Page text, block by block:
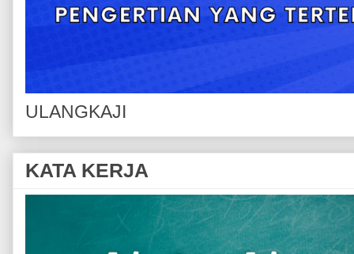
ULANGKAJI
KATA KERJA